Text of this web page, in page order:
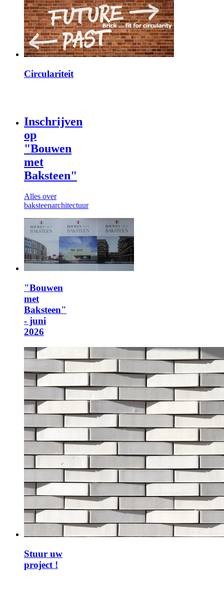
Circulariteit
Inschrijven
op
"Bouwen
met
Baksteen"
Alles over
baksteenarchitectuur
"Bouwen
met
Baksteen"
- juni
2026
Stuur uw
project !